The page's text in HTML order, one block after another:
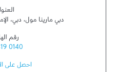
دبي مارينا مول، دبي،
رقم
0140
احصل على